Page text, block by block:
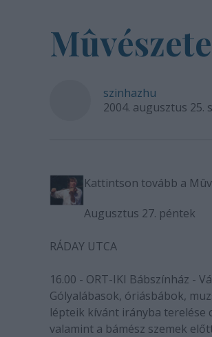
szinhazhu
2004. augusztus 25.
Kattintson tovább a
Augusztus 27. péntek
RÁDAY UTCA
16.00 - ORT-IKI Bábszínház -
Gólyalábasok, óriásbábok,
lépteik kívánt irányba
valamint a bámész szemek